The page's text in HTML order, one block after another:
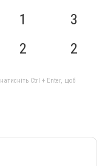
1
3
2 2
Ctrl + Enter, щоб